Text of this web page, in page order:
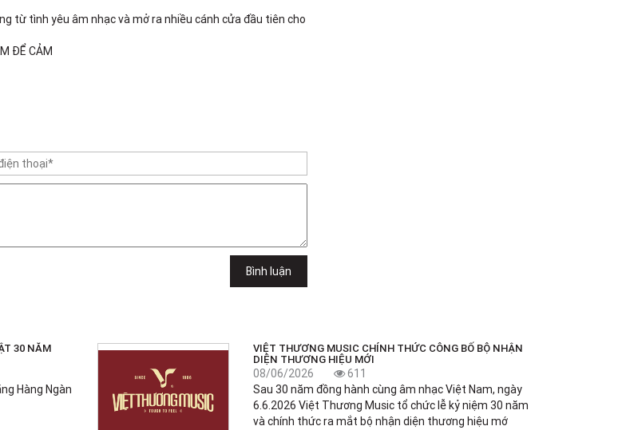
từ tình yêu âm nhạc và mở ra nhiều cánh cửa đầu tiên cho
ĐỂ CẢM
Bình luận
30 NĂM
Hàng Ngàn
VIỆT THƯƠNG MUSIC CHÍNH THỨC CÔNG BỐ BỘ NHẬN
DIỆN THƯƠNG HIỆU MỚI
08/06/2026
611
Sau 30 năm đồng hành cùng âm nhạc Việt Nam, ngày
6.6.2026 Việt Thương Music tổ chức lễ kỷ niệm 30 năm
và chính thức ra mắt bộ nhận diện thương hiệu mớ